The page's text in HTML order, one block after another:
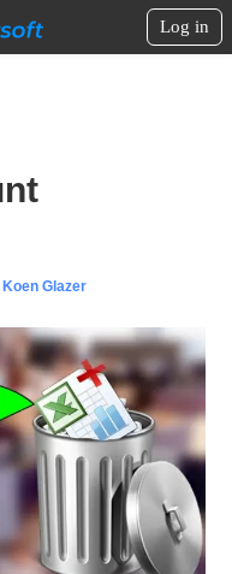
Log in
Koen Glazer